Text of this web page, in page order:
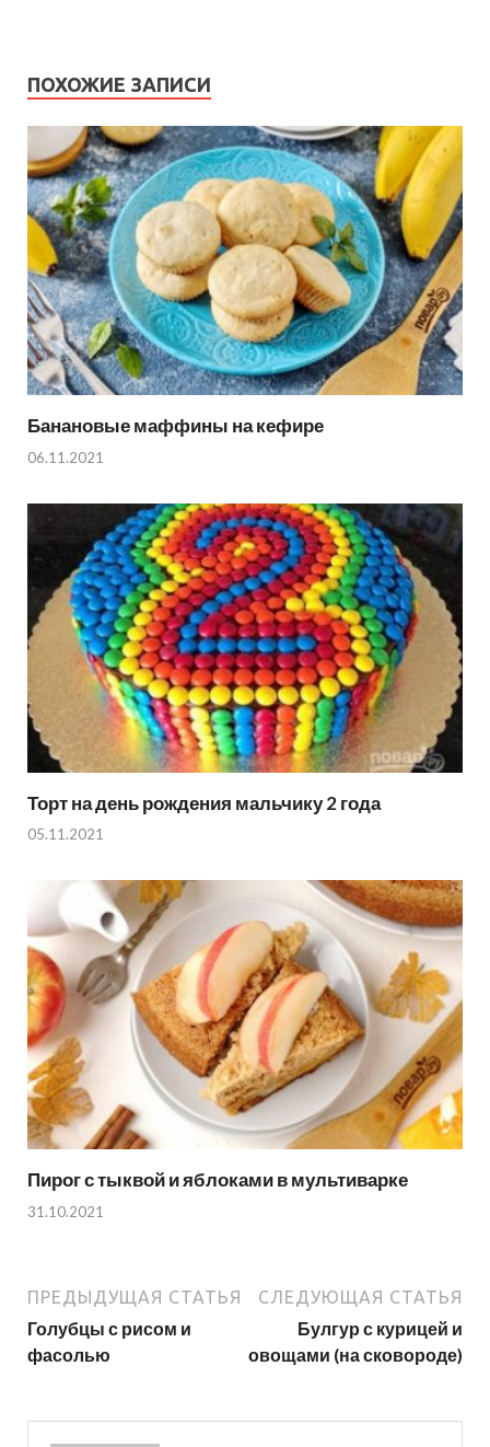
ПОХОЖИЕ ЗАПИСИ
Банановые маффины на кефире
06.11.2021
Торт на день рождения мальчику 2 года
05.11.2021
Пирог с тыквой и яблоками в мультиварке
31.10.2021
ПРЕДЫДУЩАЯ СТАТЬЯ
Голубцы с рисом и
фасолью
СЛЕДУЮЩАЯ СТАТЬЯ
Булгур с курицей и
овощами (на сковороде)